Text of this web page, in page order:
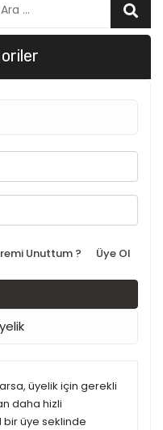
Üye Ol
Unuttum ?
üyelik için gerekli
daha hizli
üye seklinde